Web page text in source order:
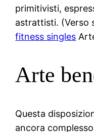
primitivisti,
astrattisti. (Verso
fitness singles
Arte
Questa
ancora